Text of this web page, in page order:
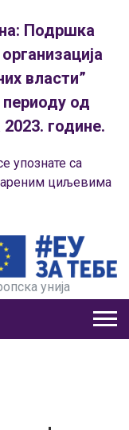
Подршка
власти”
периоду од
године.
упознате са
циљевима
унија